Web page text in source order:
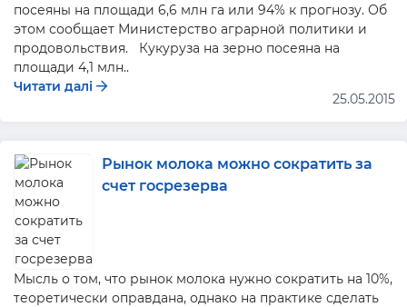
посеяны на площади 6,6 млн га или 94% к прогнозу. Об
этом сообщает Министерство аграрной политики и
продовольствия. Кукуруза на зерно посеяна на
площади 4,1 млн..
Читати далі
25.05.2015
Рынок молока можно сократить за
счет госрезерва
Мысль о том, что рынок молока нужно сократить на 10%,
теоретически оправдана, однако на практике сделать